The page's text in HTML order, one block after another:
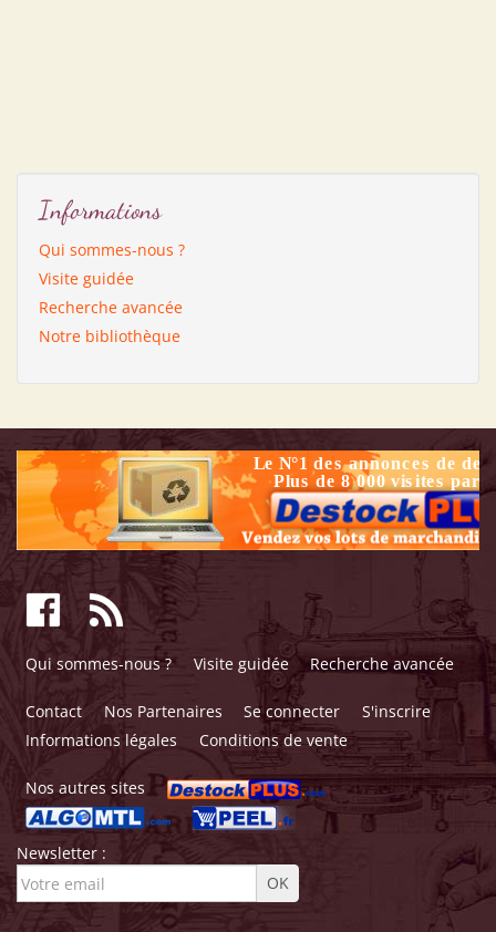
Informations
Qui sommes-nous ?
Visite guidée
Recherche avancée
Notre bibliothèque
Qui sommes-nous ? Visite guidée Recherche avancée
Contact Nos Partenaires Se connecter
S'inscrire
Informations légales
Conditions de vente
Nos autres sites
Newsletter :